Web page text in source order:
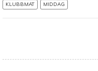
KLUBBMAT
MIDDAG